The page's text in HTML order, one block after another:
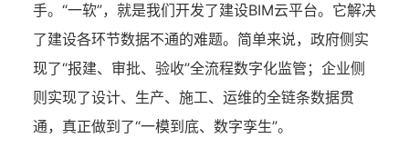
手。“一软”，就是我们开发了建设BIM云平台。它解决
了建设各环节数据不通的难题。简单来说，政府侧实
现了“报建、审批、验收”全流程数字化监管；企业侧
则实现了设计、生产、施工、运维的全链条数据贯
通，真正做到了“一模到底、数字孪生”。